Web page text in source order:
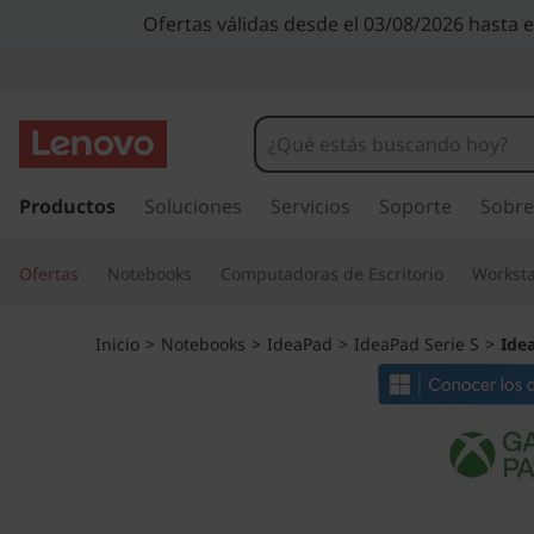
e
a
P
a
Ofertas válidas desde el 03/08/2026 hasta
r
c
Productos Soluciones Servicios Soporte
Ofertas Notebooks Computadoras de Escritorio
Inicio > Notebooks > IdeaPad > IdeaPad Serie S >